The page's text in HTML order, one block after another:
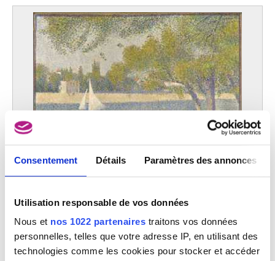
Consentement Détails Paramètres des annonces
Utilisation responsable de vos données
Nous et nos 1022 partenaires traitons vos données
personnelles, telles que votre adresse IP, en utilisant des
technologies comme les cookies pour stocker et accéder
Saftleven Herman
Rotterdam (Pays-Bas) 1609/1610 - Utrecht (Pays-Bas) 1685
Salimbeni Ventura
Sienne (Italie) 1568 - 1613
Salkin Emile
Bruxelles 1900 - Cotignac, Var (France) 1977
Sallaert Antoon
Salviati Francesco
Florence (Italie) 1510 - Rome (Italie) 1563
Samacchini Orazio
Bologne (Italie) 1532 - 1577
Nivelles 1834 - Bruxelles 1901
Samba Chéri
Kinto M'Vuila (République démocratique du Congo) 1956
Samuel Charles
La Seine à la Grande-Jatte
Georges Seurat